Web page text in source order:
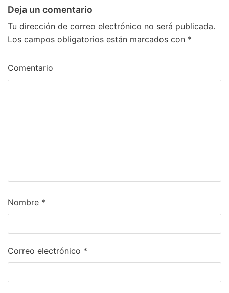
Deja un comentario
Tu dirección de correo electrónico no será publicada.
Los campos obligatorios están marcados con *
Comentario
Nombre *
Correo electrónico *